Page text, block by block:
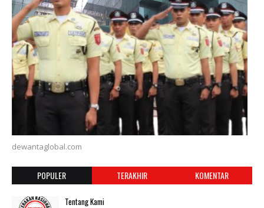
dewantaglobal.com
POPULER TERAKHIR KOMENTAR
Tentang Kami